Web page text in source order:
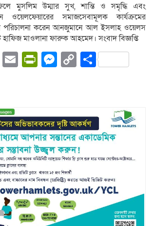
মুসলিম উম্মার সুখ, শান্তি ও সমৃদ্ধি এবং
ওয়েলফেয়ারের সমাজসেবামূলক কার্যক্রমের
পরিচালনা করেন আনজুমানে আল ইসলাহ ওয়েলস
হাফিজ মাওলানা ফারুক আহমেদ। সংবাদ বিজ্ঞপ্তি
WhatsApp
EmailPrintFriendly
Messenger
CopyShare